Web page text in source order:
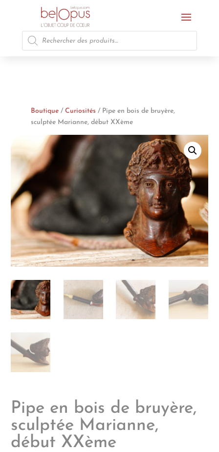
Recherche
de
produits
Boutique/ Curiosités / Pipe en bois de bruyère,
sculptée Marianne, début XXème
Pipe en bois de bruyère,
sculptée Marianne,
début XXème